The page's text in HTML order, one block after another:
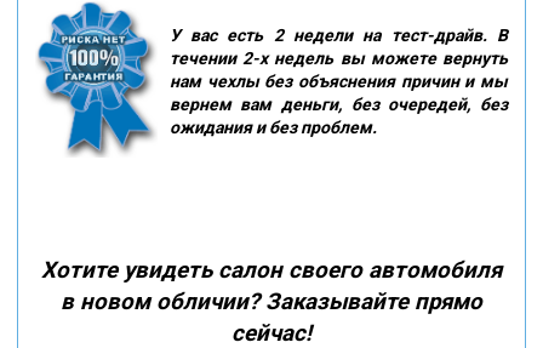
У вас есть 2 недели на тест-драйв. В
течении 2-х недель вы можете вернуть
нам чехлы без объяснения причин и мы
вернем вам деньги, без очередей, без
ожидания и без проблем.
Хотите увидеть салон своего автомобиля
в новом обличии? Заказывайте прямо
сейчас!